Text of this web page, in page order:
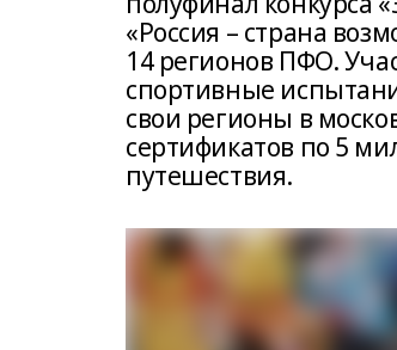
«Россия – страна
14 регионов ПФО.
спортивные
свои регионы в
сертификатов по 5
путешествия.